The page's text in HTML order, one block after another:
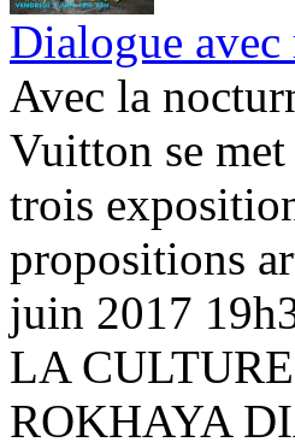
Dialogue
Avec la
Vuitton se
trois
propositions
juin 2017
LA
ROKHAYA